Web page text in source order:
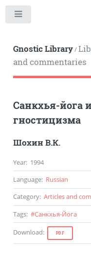
Gnostic Library/
and commentaries
Санкхья-йога
гностицизма
Шохин В.К.
Year: 1994
Language: Russian
Category: Articles and
Tags: #Санкхья-Йога
Download: PDF